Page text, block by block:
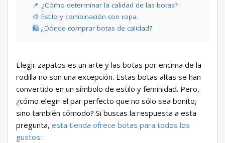
📌 ¿Cómo determinar la calidad de las botas?
🎨 Estilo y combinación con ropa.
🛍️ ¿Dónde comprar botas de calidad?
Elegir zapatos es un arte y las botas por encima de la
rodilla no son una excepción. Estas botas altas se han
convertido en un símbolo de estilo y feminidad. Pero,
¿cómo elegir el par perfecto que no sólo sea bonito,
sino también cómodo? Si buscas la respuesta a esta
pregunta, esta tienda ofrece botas para todos los
gustos.